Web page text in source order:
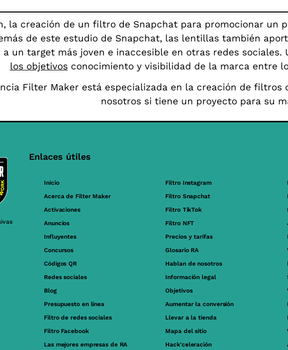
la creación de un filtro de Snapchat para promocionar un
de este estudio de Snapchat, las lentillas también
un target más joven e inaccesible en otras redes
los objetivos conocimiento y visibilidad de la marca entre
Filter Maker está especializada en la creación de filtros
nosotros si tiene un proyecto para su
Enlaces útiles
Inicio
Acerca de Filter Maker
Activaciones
Anuncios
Influyentes
Concursos
Códigos QR
Redes sociales
Blog
Presupuesto en línea
Filtro de redes sociales
Filtro Facebook
Las mejores empresas de RA
Filtro Instagram
Filtro Snapchat
Filtro TikTok
Filtro NFT
Precios y tarifas
Glosario RA
Hablan de nosotros
Información legal
Objetivos
Aumentar la conversión
Llevar a la tienda
Mapa del sitio
Hack'celeración